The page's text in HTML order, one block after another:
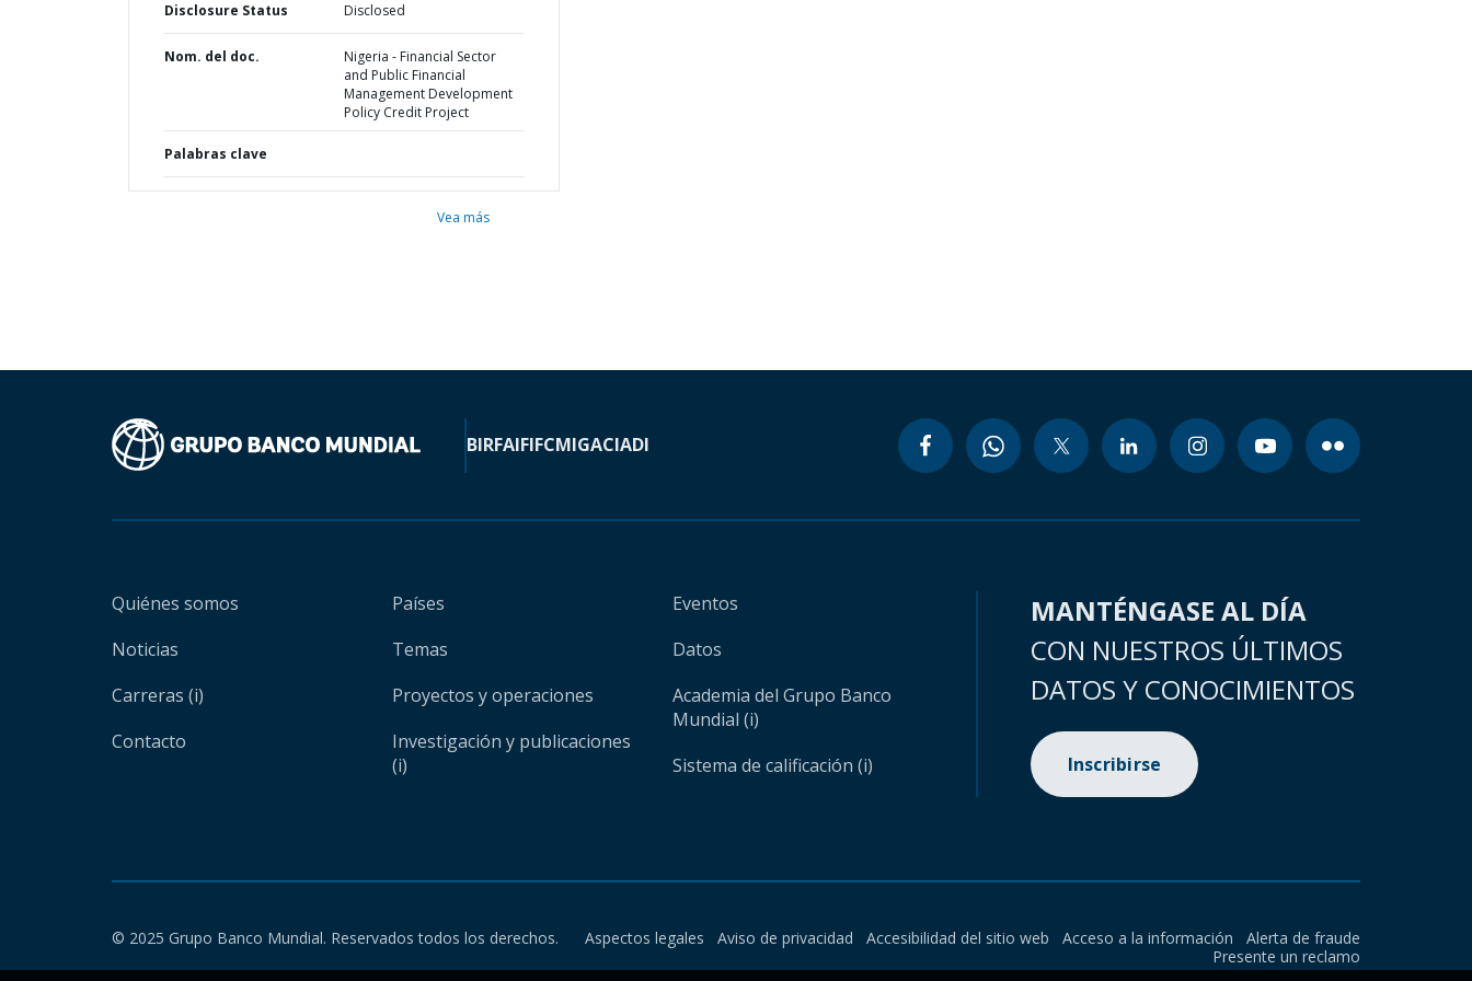
Disclosure Status Disclosed
Nom. del doc.
Nigeria - Financial Sector
and Public Financial
Management Development
Policy Credit Project
Palabras clave
Vea más
BIRFAIFIFCMIGACIADI
Quiénes somos
Noticias
Carreras (i)
Contacto
Países
Temas
Proyectos y operaciones
Investigación y publicaciones
(i)
Eventos
Datos
Academia del Grupo Banco
Mundial (i)
Sistema de calificación (i)
MANTÉNGASE AL DÍA
CON NUESTROS ÚLTIMOS
DATOS Y CONOCIMIENTOS
Inscribirse
© 2025 Grupo Banco Mundial. Reservados todos los derechos. Aspectos legales Aviso de privacidad Accesibilidad del sitio web Acceso a la información
Alerta de fraude
Presente un reclamo